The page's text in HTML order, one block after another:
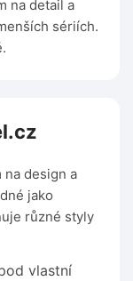
na detail a
sériích.
na design a
jako
různé styly
vlastní